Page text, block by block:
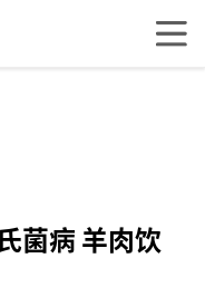
菌病 羊肉饮